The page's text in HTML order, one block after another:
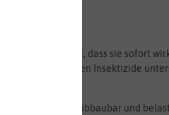
den Vorteil, dass sie sofort
konventionellen Insektizide
sind biologisch abbaubar und